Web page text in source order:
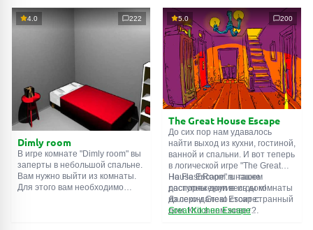
их, чтобы выйти. Выход из
одной комнаты является
смекалки попробуйте решить
все, приготовленные авторами
для вас, головоломки и найти
выход на свободу.
Внимательно осмотрите
помещение, возможно вы
сможете найти какие-нибудь
подсказки. Желаем удачи!
4.0 222
Dimly room
В игре комнате "Dimly room" вы
заперты в небольшой спальне.
Вам нужно выйти из комнаты.
Для этого вам необходимо
5.0 200
The Great House Escape
До сих пор нам удавалось
найти выход из кухни, гостиной,
ванной и спальни. И вот теперь
в логической игре "The Great
House Escape" в нашем
распоряжении весь дом!
Далеко-далеко стоит странный
дом. Кто в нем живет?
На FlashRoom.ru также
доступны другие игры комнаты
из серии Great Escape:
Great Kitchen Escape